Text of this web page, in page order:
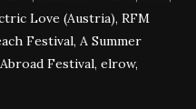
Love (Austria), RFM
Festival, A Summer
Festival, elrow,